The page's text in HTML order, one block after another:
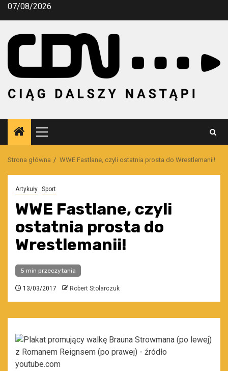
Przejdź
07/08/2026
Menu
główne
Strona główna WWE Fastlane, czyli ostatnia prosta do Wrestlemanii!
Artykuły Sport
WWE Fastlane, czyli
ostatnia prosta do
Wrestlemanii!
5 min przeczytania
13/03/2017 Robert Stolarczuk